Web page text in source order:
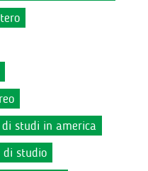
studi in america
di studio